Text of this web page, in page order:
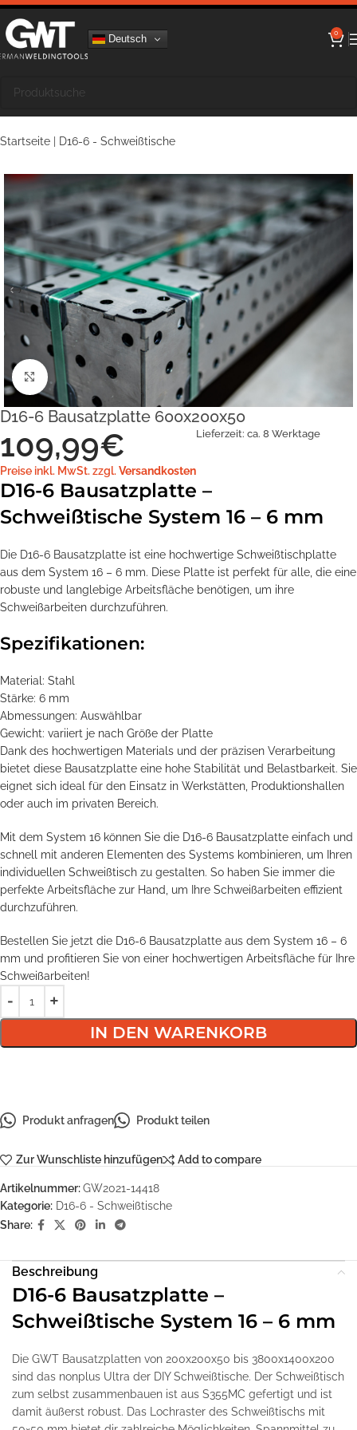
Deutsch 0
Startseite D16-6 - Schweißtische
Klick zum Vergrößern
D16-6 Bausatzplatte 600x200x50
109,99€
Preise inkl. MwSt. zzgl. Versandkosten
Lieferzeit: ca. 8 Werktage
D16-6 Bausatzplatte –
Schweißtische System 16 – 6 mm
Die D16-6 Bausatzplatte ist eine hochwertige Schweißtischplatte
aus dem System 16 – 6 mm. Diese Platte ist perfekt für alle, die eine
robuste und langlebige Arbeitsfläche benötigen, um ihre
Schweißarbeiten durchzuführen.
Spezifikationen:
Material: Stahl
Stärke: 6 mm
Abmessungen: Auswählbar
Gewicht: variiert je nach Größe der Platte
Dank des hochwertigen Materials und der präzisen Verarbeitung
bietet diese Bausatzplatte eine hohe Stabilität und Belastbarkeit. Sie
eignet sich ideal für den Einsatz in Werkstätten, Produktionshallen
oder auch im privaten Bereich.
Mit dem System 16 können Sie die D16-6 Bausatzplatte einfach und
schnell mit anderen Elementen des Systems kombinieren, um Ihren
individuellen Schweißtisch zu gestalten. So haben Sie immer die
perfekte Arbeitsfläche zur Hand, um Ihre Schweißarbeiten effizient
durchzuführen.
Bestellen Sie jetzt die D16-6 Bausatzplatte aus dem System 16 – 6
mm und profitieren Sie von einer hochwertigen Arbeitsfläche für Ihre
Schweißarbeiten!
IN DEN WARENKORB
Produkt anfragen Produkt teilen
Zur Wunschliste hinzufügen Add to compare
Artikelnummer:GW2021-14418
Kategorie: D16-6 - Schweißtische
Share:
Beschreibung
D16-6 Bausatzplatte –
Schweißtische System 16 – 6 mm
Die GWT Bausatzplatten von 200x200x50 bis 3800x1400x200
sind das nonplus Ultra der DIY Schweißtische. Der Schweißtisch
zum selbst zusammenbauen ist aus S355MC gefertigt und ist
damit äußerst robust. Das Lochraster des Schweißtischs mit